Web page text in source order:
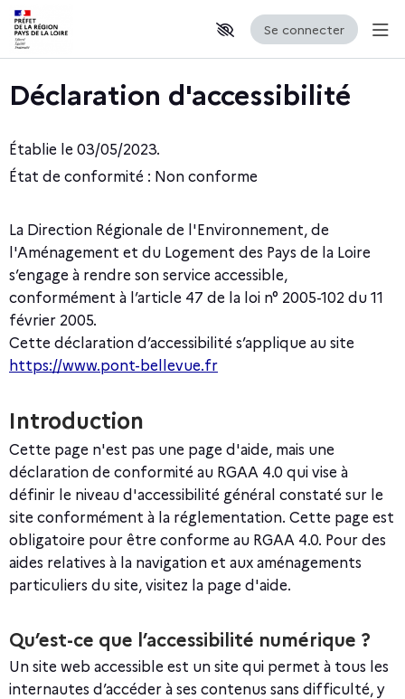
Se connecter
Déclaration d'accessibilité
Établie le 03/05/2023.
État de conformité : Non conforme
La Direction Régionale de l'Environnement, de
l'Aménagement et du Logement des Pays de la Loire
s’engage à rendre son service accessible,
conformément à l’article 47 de la loi n° 2005-102 du 11
février 2005.
Cette déclaration d’accessibilité s’applique au site
https://www.pont-bellevue.fr
Introduction
Cette page n'est pas une page d'aide, mais une
déclaration de conformité au RGAA 4.0 qui vise à
définir le niveau d'accessibilité général constaté sur le
site conformément à la réglementation. Cette page est
obligatoire pour être conforme au RGAA 4.0. Pour des
aides relatives à la navigation et aux aménagements
particuliers du site, visitez la page d'aide.
Qu’est-ce que l’accessibilité numérique ?
Un site web accessible est un site qui permet à tous les
internautes d’accéder à ses contenus sans difficulté, y